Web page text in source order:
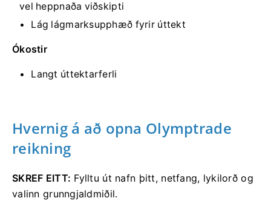
vel heppnaða viðskipti
Lág lágmarksupphæð fyrir úttekt
Ókostir
Langt úttektarferli
Hvernig á að opna Olymptrade
reikning
SKREF EITT: Fylltu út nafn þitt, netfang, lykilorð og
valinn grunngjaldmiðil.